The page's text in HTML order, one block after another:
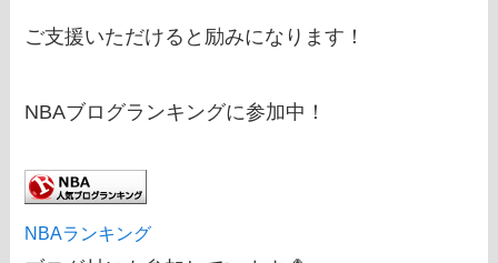
ご支援いただけると励みになります！
NBAブログランキングに参加中！
NBAランキング